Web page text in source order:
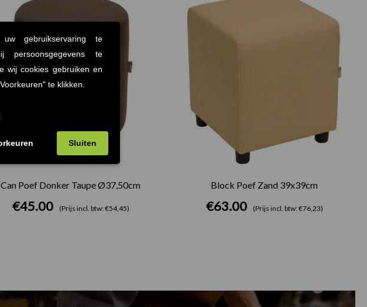
Can Poef Donker Taupe Ø37,50cm
€45.00 (Prijs incl. btw: €54,45)
Block Poef Zand 39x39cm
€63.00 (Prijs incl. btw: €76,23)